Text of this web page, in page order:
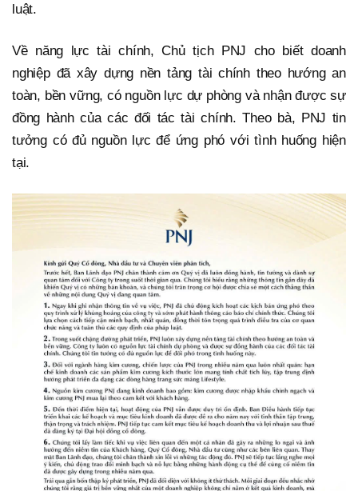
luật.
Về năng lực tài chính, Chủ tịch PNJ cho biết doanh
nghiệp đã xây dựng nền tảng tài chính theo hướng an
toàn, bền vững, có nguồn lực dự phòng và nhận được sự
đồng hành của các đối tác tài chính. Theo bà, PNJ tin
tưởng có đủ nguồn lực để ứng phó với tình huống hiện
tại.